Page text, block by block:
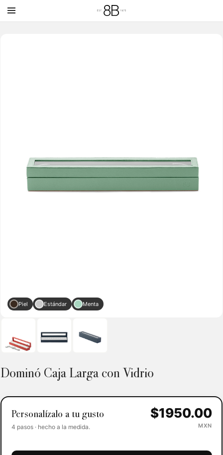
Piel Estándar Menta
Dominó Caja Larga con Vidrio
Personalízalo a tu gusto
4 pasos · hecho a la medida.
$1950.00
MXN